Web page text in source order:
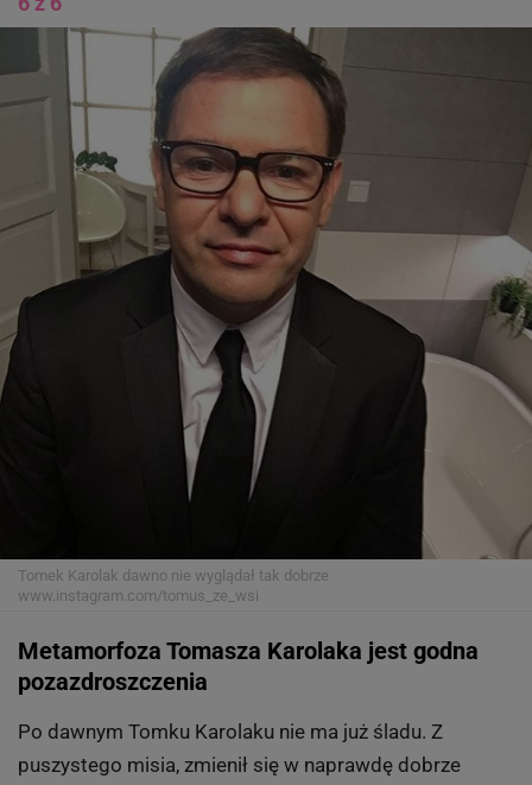
Tomek Karolak dawno nie wyglądał tak dobrze
www.instagram.com/tomus_ze_wsi
Metamorfoza Tomasza Karolaka jest godna
pozazdroszczenia
Po dawnym Tomku Karolaku nie ma już śladu. Z
puszystego misia, zmienił się w naprawdę dobrze